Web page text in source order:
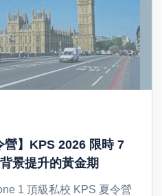
營】KPS 2026 限時 7
景提升的黃金期
1 頂級私校 KPS 夏令營